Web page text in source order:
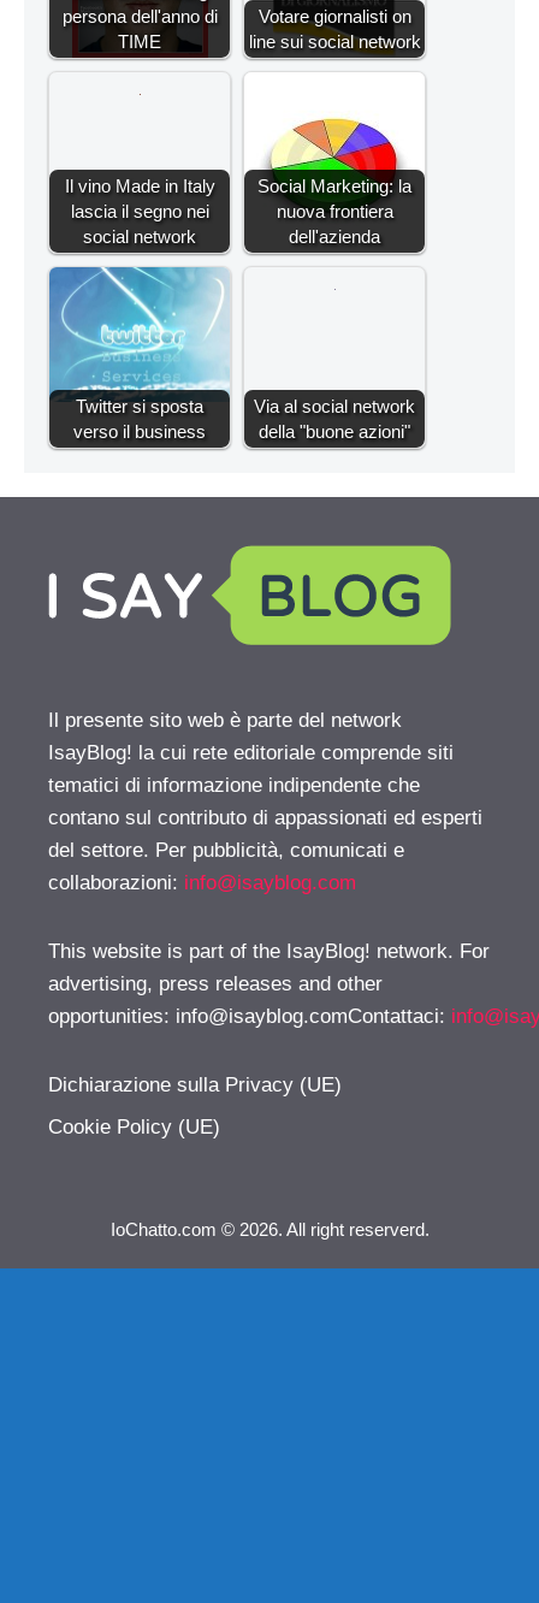
persona dell'anno di
TIME
Votare giornalisti on
line sui social network
Il vino Made in Italy
lascia il segno nei
social network
Social Marketing: la
nuova frontiera
dell'azienda
Twitter si sposta
verso il business
Via al social network
della "buone azioni"
Il presente sito web è parte del network
IsayBlog! la cui rete editoriale comprende siti
tematici di informazione indipendente che
contano sul contributo di appassionati ed esperti
del settore. Per pubblicità, comunicati e
collaborazioni: info@isayblog.com
This website is part of the IsayBlog! network. For
advertising, press releases and other
opportunities: info@isayblog.comContattaci:
Dichiarazione sulla Privacy (UE)
Cookie Policy (UE)
IoChatto.com © 2026. All right reserverd.